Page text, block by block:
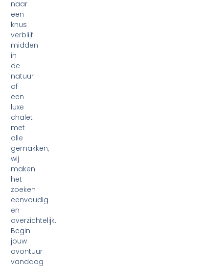
naar
een
knus
verblijf
midden
in
de
natuur
of
een
luxe
chalet
met
alle
gemakken,
wij
maken
het
zoeken
eenvoudig
en
overzichtelijk.
Begin
jouw
avontuur
vandaag